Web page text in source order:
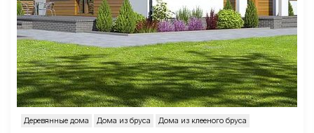
Деревянные дома Дома из бруса Дома из клееного бруса